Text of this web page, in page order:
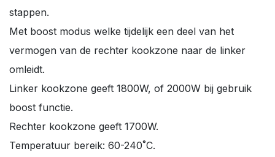
stappen.
Met boost modus welke tijdelijk een deel van het
vermogen van de rechter kookzone naar de linker
omleidt.
Linker kookzone geeft 1800W, of 2000W bij gebruik
boost functie.
Rechter kookzone geeft 1700W.
Temperatuur bereik: 60-240˚C.